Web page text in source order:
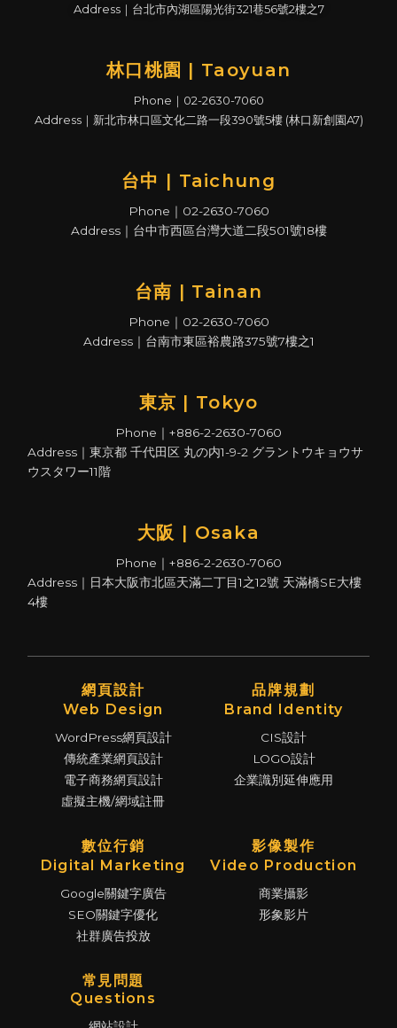
Address｜台北市內湖區陽光街321巷56號2樓之7
林口桃園 | Taoyuan
Phone｜02-2630-7060
Address｜新北市林口區文化二路一段390號5樓 (林口新創園A7)
台中 | Taichung
Phone｜02-2630-7060
Address｜台中市西區台灣大道二段501號18樓
台南 | Tainan
Phone｜02-2630-7060
Address｜台南市東區裕農路375號7樓之1
東京 | Tokyo
Phone｜+886-2-2630-7060
Address｜東京都 千代田区 丸の内1-9-2 グラントウキョウサ
ウスタワー11階
大阪 | Osaka
Phone｜+886-2-2630-7060
Address｜日本大阪市北區天滿二丁目1之12號 天滿橋SE大樓
4樓
網頁設計
Web Design
WordPress網頁設計
傳統產業網頁設計
電子商務網頁設計
虛擬主機/網域註冊
品牌規劃
Brand Identity
CIS設計
LOGO設計
企業識別延伸應用
數位行銷
Digital Marketing
Google關鍵字廣告
SEO關鍵字優化
社群廣告投放
影像製作
Video Production
商業攝影
形象影片
常見問題
Questions